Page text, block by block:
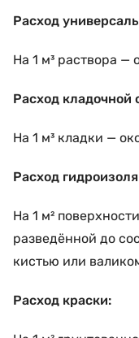
Расход
На 1 м³ раствора —
Расход
На 1 м³ кладки —
Расход
На 1 м²
разведённой до
кистью или
Расход краски: